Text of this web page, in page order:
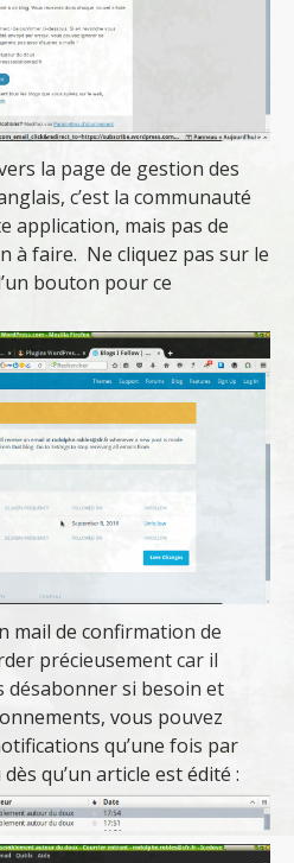
la page de gestion des
c’est la communauté
application, mais pas de
à faire. Ne cliquez pas sur le
bouton pour ce
mail de confirmation de
précieusement car il
si besoin et
vous pouvez
qu’une fois par
qu’un article est édité :